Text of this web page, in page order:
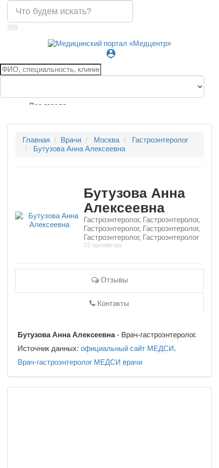
person_pin
Все города
Главная Врачи Москва
Гастроэнтеролог
Бутузова Анна Алексеевна
Бутузова Анна
Алексеевна
Гастроэнтеролог, Гастроэнтеролог,
Гастроэнтеролог, Гастроэнтеролог,
Гастроэнтеролог, Гастроэнтеролог
32 просмотра
Отзывы
Контакты
Бутузова Анна Алексеевна- Врач-гастроэнтеролог.
Источник данных: официальный сайт МЕДСИ.
Врач-гастроэнтеролог МЕДСИ врачи